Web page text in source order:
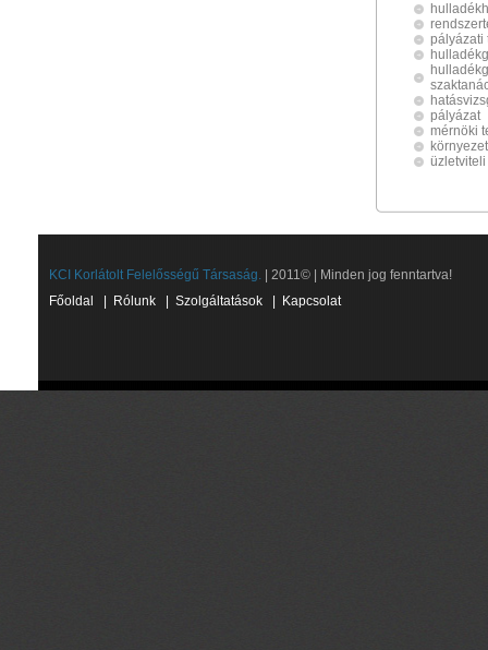
pályázati
pályázat
mérnöki
KCI Korlátolt Felelősségű Társaság. | 2011© | Minden jog fenntartva!
Főoldal
Rólunk Szolgáltatások Kapcsolat